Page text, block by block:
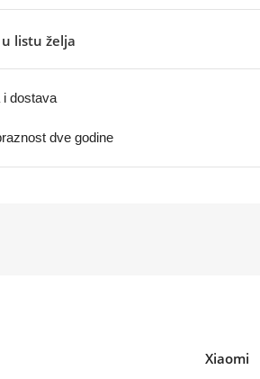
listu želja
i dostava
dve godine
Xiaomi